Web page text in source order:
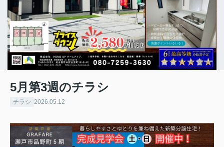
5月第3週のチラシ
チラシ 2026.05.12